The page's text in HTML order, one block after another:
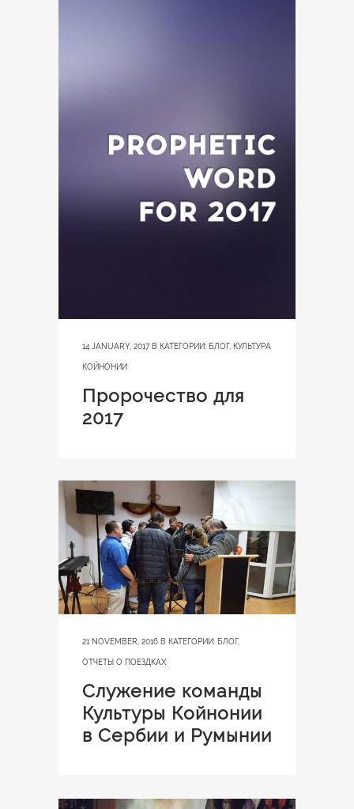
14 JANUARY, 2017 В КАТЕГОРИИ: БЛОГ, КУЛЬТУРА
КОЙНОНИИ
Пророчество для
2017
21 NOVEMBER, 2016 В КАТЕГОРИИ: БЛОГ,
ОТЧЕТЫ О ПОЕЗДКАХ
Служение команды
Культуры Койнонии
в Сербии и Румынии